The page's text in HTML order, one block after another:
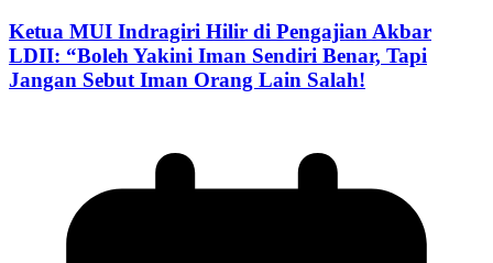
Ketua MUI Indragiri Hilir di Pengajian Akbar
LDII: “Boleh Yakini Iman Sendiri Benar, Tapi
Jangan Sebut Iman Orang Lain Salah!